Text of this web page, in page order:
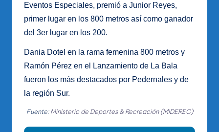
Eventos Especiales, premió a Junior Reyes,
primer lugar en los 800 metros así como ganador
del 3er lugar en los 200.
Dania Dotel en la rama femenina 800 metros y
Ramón Pérez en el Lanzamiento de La Bala
fueron los más destacados por Pedernales y de
la región Sur.
Fuente:Ministerio de Deportes & Recreación (MIDEREC)